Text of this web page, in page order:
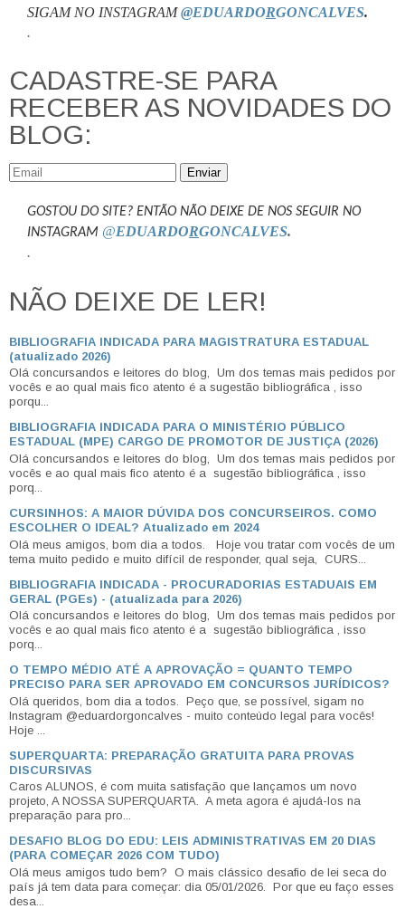
SIGAM NO INSTAGRAM@EDUARDORGONCALVES.
.
CADASTRE-SE PARA
RECEBER AS NOVIDADES DO
BLOG:
Enviar
GOSTOU DO SITE? ENTÃO NÃO DEIXE DE NOS SEGUIR NO
INSTAGRAM @EDUARDORGONCALVES.
.
NÃO DEIXE DE LER!
BIBLIOGRAFIA INDICADA PARA MAGISTRATURA ESTADUAL
(atualizado 2026)
Olá concursandos e leitores do blog, Um dos temas mais pedidos por
vocês e ao qual mais fico atento é a sugestão bibliográfica , isso
porqu...
BIBLIOGRAFIA INDICADA PARA O MINISTÉRIO PÚBLICO
ESTADUAL (MPE) CARGO DE PROMOTOR DE JUSTIÇA (2026)
Olá concursandos e leitores do blog, Um dos temas mais pedidos por
vocês e ao qual mais fico atento é a sugestão bibliográfica , isso
porq...
CURSINHOS: A MAIOR DÚVIDA DOS CONCURSEIROS. COMO
ESCOLHER O IDEAL? Atualizado em 2024
Olá meus amigos, bom dia a todos. Hoje vou tratar com vocês de um
tema muito pedido e muito difícil de responder, qual seja, CURS...
BIBLIOGRAFIA INDICADA - PROCURADORIAS ESTADUAIS EM
GERAL (PGEs) - (atualizada para 2026)
Olá concursandos e leitores do blog, Um dos temas mais pedidos por
vocês e ao qual mais fico atento é a sugestão bibliográfica , isso
porq...
O TEMPO MÉDIO ATÉ A APROVAÇÃO = QUANTO TEMPO
PRECISO PARA SER APROVADO EM CONCURSOS JURÍDICOS?
Olá queridos, bom dia a todos. Peço que, se possível, sigam no
Instagram @eduardorgoncalves - muito conteúdo legal para vocês!
Hoje ...
SUPERQUARTA: PREPARAÇÃO GRATUITA PARA PROVAS
DISCURSIVAS
Caros ALUNOS, é com muita satisfação que lançamos um novo
projeto, A NOSSA SUPERQUARTA. A meta agora é ajudá-los na
preparação para pro...
DESAFIO BLOG DO EDU: LEIS ADMINISTRATIVAS EM 20 DIAS
(PARA COMEÇAR 2026 COM TUDO)
Olá meus amigos tudo bem? O mais clássico desafio de lei seca do
país já tem data para começar: dia 05/01/2026. Por que eu faço esses
desa...